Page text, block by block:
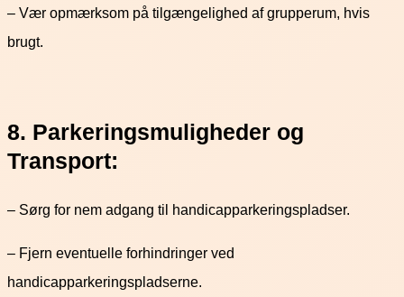
– Vær opmærksom på tilgængelighed af grupperum, hvis
brugt.
8. Parkeringsmuligheder og
Transport:
– Sørg for nem adgang til handicapparkeringspladser.
– Fjern eventuelle forhindringer ved
handicapparkeringspladserne.